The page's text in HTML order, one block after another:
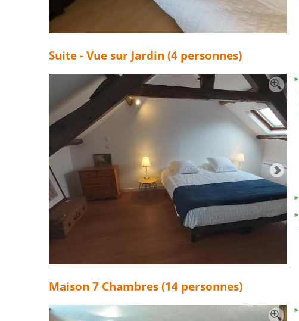
Suite - Vue sur Jardin (4 personnes)
Maison 7 Chambres (14 personnes)